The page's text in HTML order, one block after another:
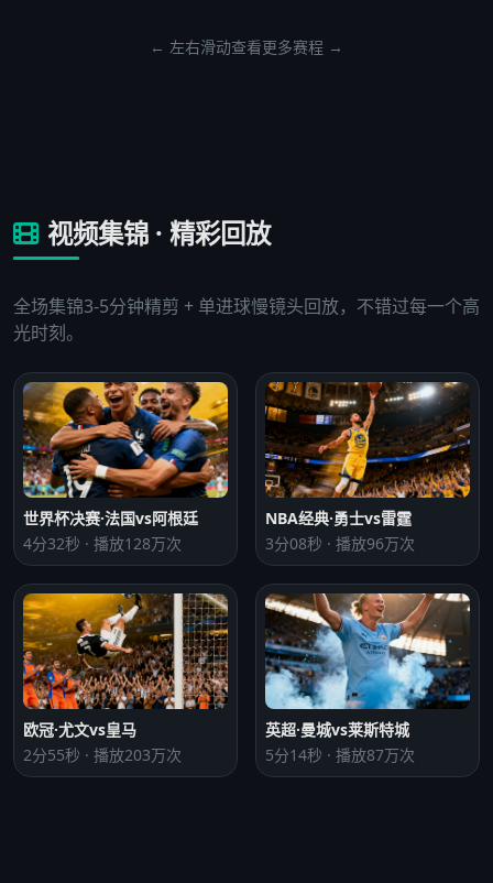
← 左右滑动查看更多赛程 →
视频集锦 · 精彩回放
全场集锦3-5分钟精剪 + 单进球慢镜头回放，不错过每一个高
光时刻。
世界杯决赛·法国vs阿根廷
4分32秒 · 播放128万次
NBA经典·勇士vs雷霆
3分08秒 · 播放96万次
欧冠·尤文vs皇马
2分55秒 · 播放203万次
英超·曼城vs莱斯特城
5分14秒 · 播放87万次